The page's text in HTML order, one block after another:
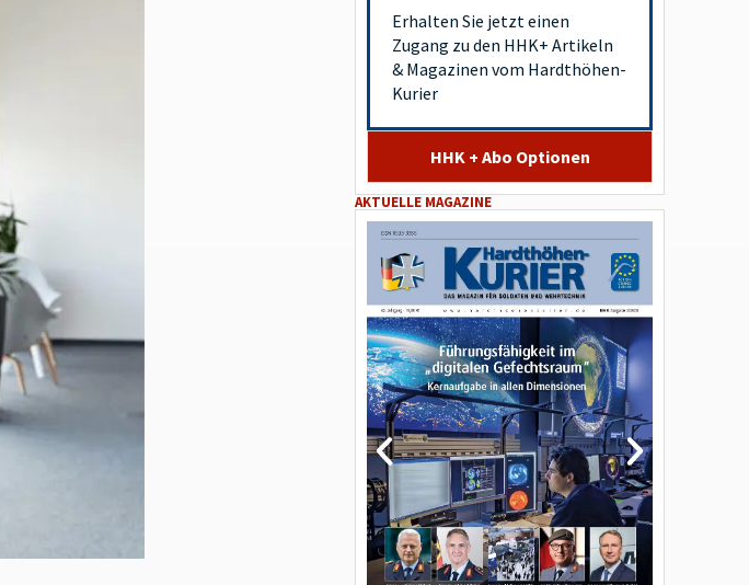
Erhalten Sie jetzt einen
Zugang zu den HHK+ Artikeln
& Magazinen vom Hardthöhen-
Kurier
HHK + Abo Optionen
AKTUELLE MAGAZINE